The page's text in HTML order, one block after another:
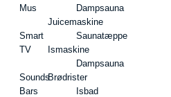
Mus
Smart
TV
Sounds
Bars
Juicemaskine
Ismaskine
Brødrister
Dampsauna
Saunatæppe
Dampsauna
Isbad